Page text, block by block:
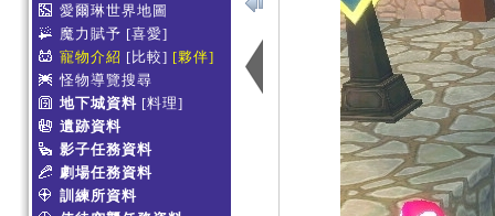
愛爾琳世界地圖
魔力賦予 [喜愛]
寵物介紹 [比較] [夥伴]
怪物導覽搜尋
地下城資料 [料理]
遺跡資料
影子任務資料
劇場任務資料
訓練所資料